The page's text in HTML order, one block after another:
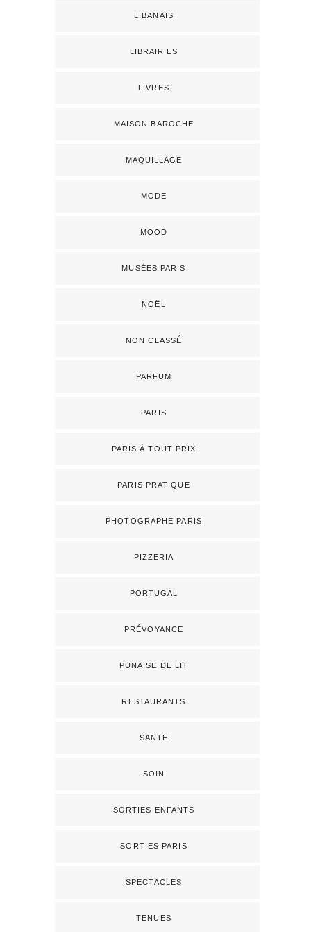
LIBANAIS
LIBRAIRIES
LIVRES
MAISON BAROCHE
MAQUILLAGE
MODE
MOOD
MUSÉES PARIS
NOËL
NON CLASSÉ
PARFUM
PARIS
PARIS À TOUT PRIX
PARIS PRATIQUE
PHOTOGRAPHE PARIS
PIZZERIA
PORTUGAL
PRÉVOYANCE
PUNAISE DE LIT
RESTAURANTS
SANTÉ
SOIN
SORTIES ENFANTS
SORTIES PARIS
SPECTACLES
TENUES